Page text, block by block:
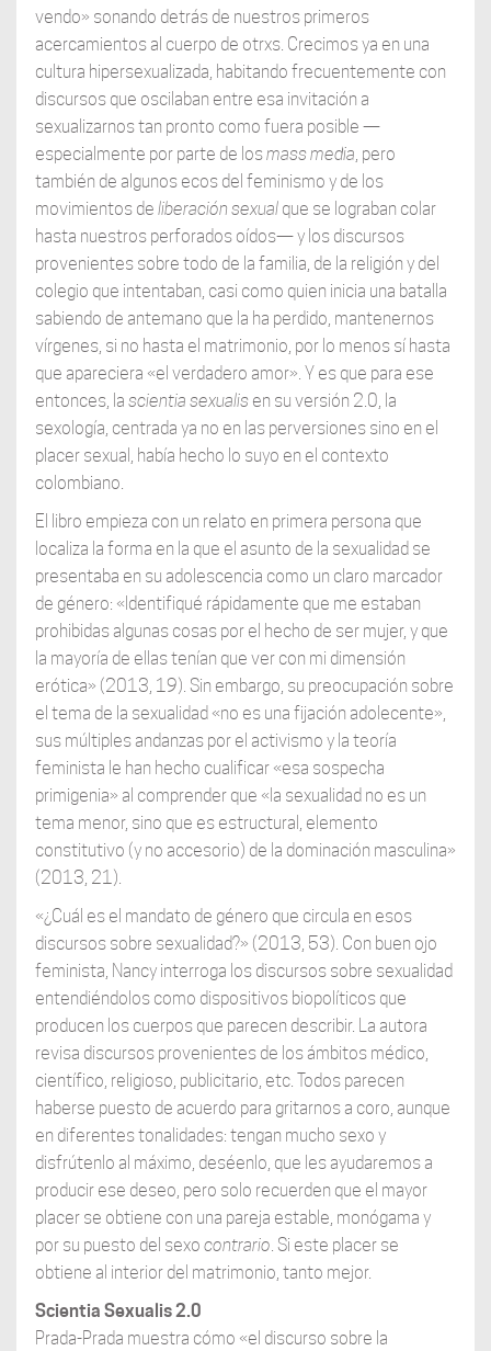
vendo» sonando detrás de nuestros primeros
acercamientos al cuerpo de otrxs. Crecimos ya en una
cultura hipersexualizada, habitando frecuentemente con
discursos que oscilaban entre esa invitación a
sexualizarnos tan pronto como fuera posible —
especialmente por parte de losmass media, pero
también de algunos ecos del feminismo y de los
movimientos de liberación sexualque se lograban colar
hasta nuestros perforados oídos— y los discursos
provenientes sobre todo de la familia, de la religión y del
colegio que intentaban, casi como quien inicia una batalla
sabiendo de antemano que la ha perdido, mantenernos
vírgenes, si no hasta el matrimonio, por lo menos sí hasta
que apareciera «el verdadero amor». Y es que para ese
entonces, la scientia sexualisen su versión 2.0, la
sexología, centrada ya no en las perversiones sino en el
placer sexual, había hecho lo suyo en el contexto
colombiano.
El libro empieza con un relato en primera persona que
localiza la forma en la que el asunto de la sexualidad se
presentaba en su adolescencia como un claro marcador
de género: «Identifiqué rápidamente que me estaban
prohibidas algunas cosas por el hecho de ser mujer, y que
la mayoría de ellas tenían que ver con mi dimensión
erótica» (2013, 19). Sin embargo, su preocupación sobre
el tema de la sexualidad «no es una fijación adolecente»,
sus múltiples andanzas por el activismo y la teoría
feminista le han hecho cualificar «esa sospecha
primigenia» al comprender que «la sexualidad no es un
tema menor, sino que es estructural, elemento
constitutivo (y no accesorio) de la dominación masculina»
(2013, 21).
«¿Cuál es el mandato de género que circula en esos
discursos sobre sexualidad?» (2013, 53). Con buen ojo
feminista, Nancy interroga los discursos sobre sexualidad
entendiéndolos como dispositivos biopolíticos que
producen los cuerpos que parecen describir. La autora
revisa discursos provenientes de los ámbitos médico,
científico, religioso, publicitario, etc. Todos parecen
haberse puesto de acuerdo para gritarnos a coro, aunque
en diferentes tonalidades: tengan mucho sexo y
disfrútenlo al máximo, deséenlo, que les ayudaremos a
producir ese deseo, pero solo recuerden que el mayor
placer se obtiene con una pareja estable, monógama y
por su puesto del sexo contrario. Si este placer se
obtiene al interior del matrimonio, tanto mejor.
Scientia Sexualis 2.0
Prada-Prada muestra cómo «el discurso sobre la